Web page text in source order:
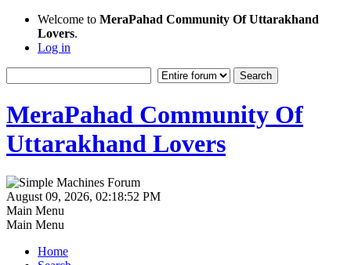
Welcome to MeraPahad Community Of Uttarakhand
Lovers.
Log in
MeraPahad Community Of
Uttarakhand Lovers
August 09, 2026, 02:18:52 PM
Main Menu
Main Menu
Home